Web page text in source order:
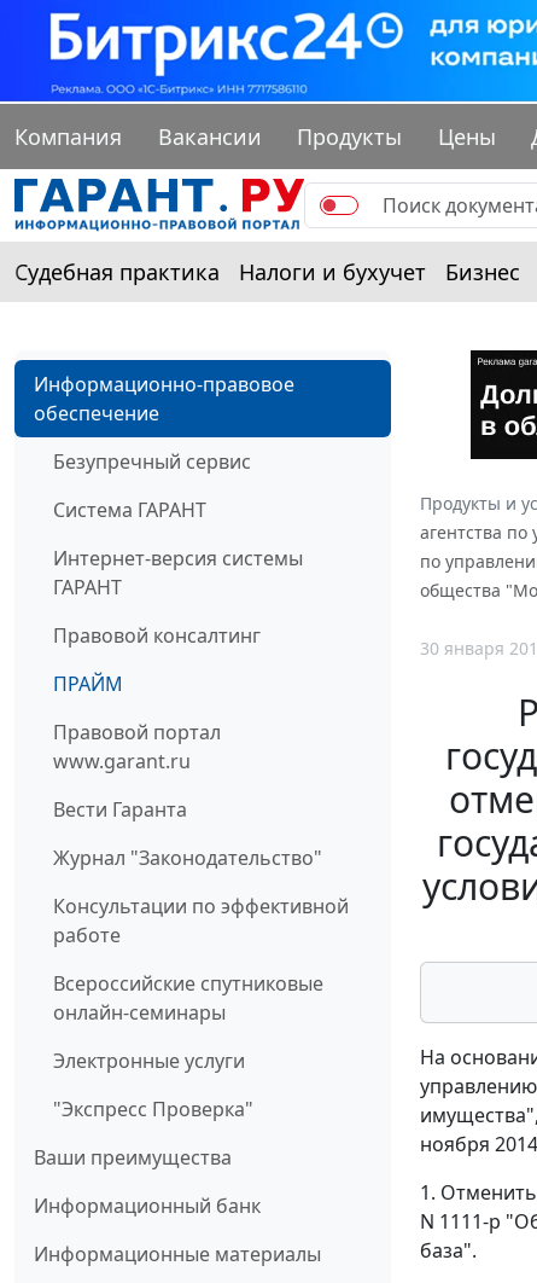
Компания Вакансии Продукты Цены
Судебная практика Налоги и бухучет Бизнес
Информационно-правовое
обеспечение
Безупречный сервис
Система ГАРАНТ
Интернет-версия системы
ГАРАНТ
Правовой консалтинг
ПРАЙМ
Правовой портал
www.garant.ru
Вести Гаранта
Журнал "Законодательство"
Консультации по эффективной
работе
Всероссийские спутниковые
онлайн-семинары
Электронные услуги
"Экспресс Проверка"
Ваши преимущества
Информационный банк
Информационные материалы
Продукты и
агентства
по
общества
30 января
На
ноября
1.
N 1111-р
база".